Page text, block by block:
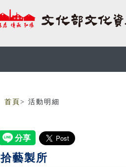
首頁 > 活動明細
拾藝製所